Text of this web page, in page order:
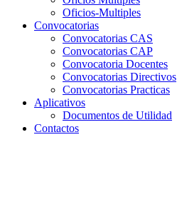
Oficios-Multiples
Convocatorias
Convocatorias CAS
Convocatorias CAP
Convocatoria Docentes
Convocatorias Directivos
Convocatorias Practicas
Aplicativos
Documentos de Utilidad
Contactos